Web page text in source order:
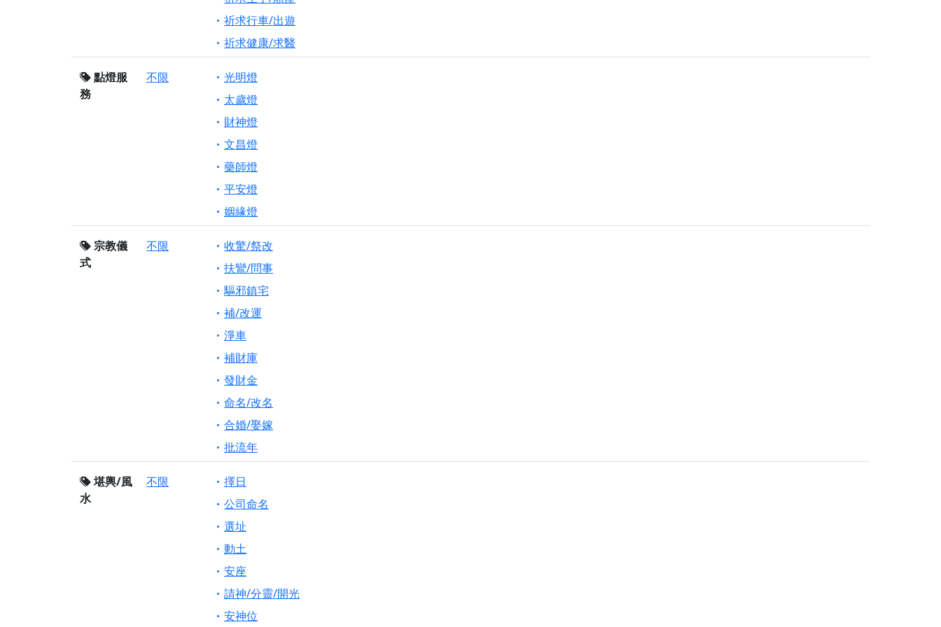
祈求行車/出遊
祈求健康/求醫
點燈服
務
不限
光明燈
太歲燈
財神燈
文昌燈
藥師燈
平安燈
姻緣燈
宗教儀
式
不限
收驚/祭改
扶鸞/問事
驅邪鎮宅
補/改運
淨車
補財庫
發財金
命名/改名
合婚/娶嫁
批流年
堪輿/風
水
不限
擇日
公司命名
選址
動土
安座
請神/分靈/開光
安神位